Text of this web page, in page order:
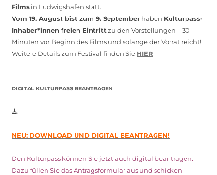
Films in Ludwigshafen statt.
Vom 19. August bist zum 9. September haben Kulturpass-
Inhaber*innen freien Eintrittzu den Vorstellungen – 30
Minuten vor Beginn des Films und solange der Vorrat reicht!
Weitere Details zum Festival finden Sie HIER
DIGITAL KULTURPASS BEANTRAGEN
NEU: DOWNLOAD UND DIGITAL BEANTRAGEN!
Den Kulturpass können Sie jetzt auch digital beantragen.
Dazu füllen Sie das Antragsformular aus und schicken